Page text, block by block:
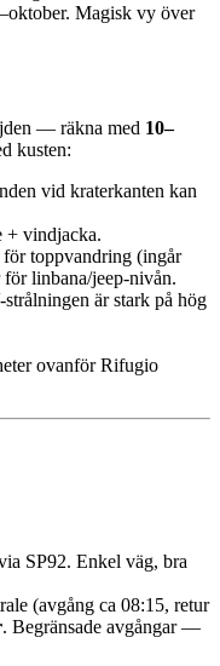
Magisk vy över
— räkna med 10–
kusten:
vid kraterkanten kan
vindjacka.
toppvandring (ingår
linbana/jeep-nivån.
är stark på hög
ovanför Rifugio
SP92. Enkel väg, bra
(avgång ca 08:15, retur
. Begränsade avgångar —